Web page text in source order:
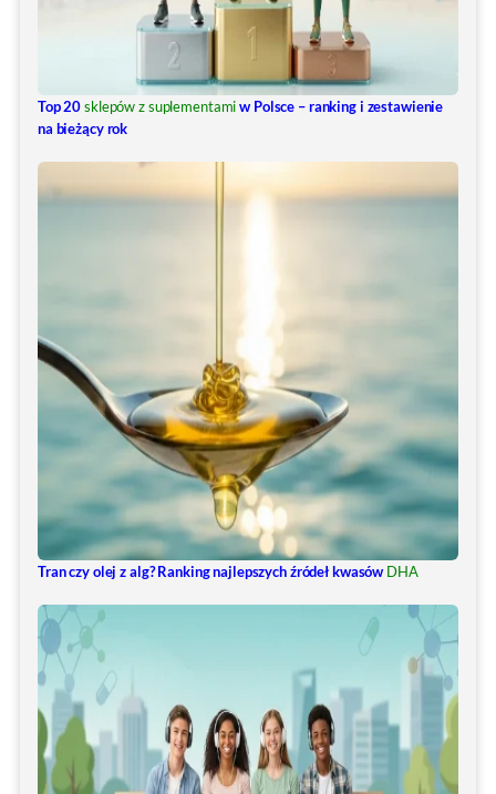
Top 20sklepów z suplementamiw Polsce – ranking i zestawienie
na bieżący rok
Tran czy olej z alg? Ranking najlepszych źródeł kwasów DHA